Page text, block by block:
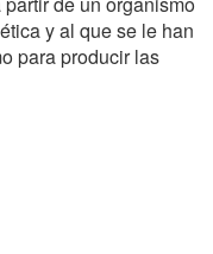
y al que se le han
para producir las